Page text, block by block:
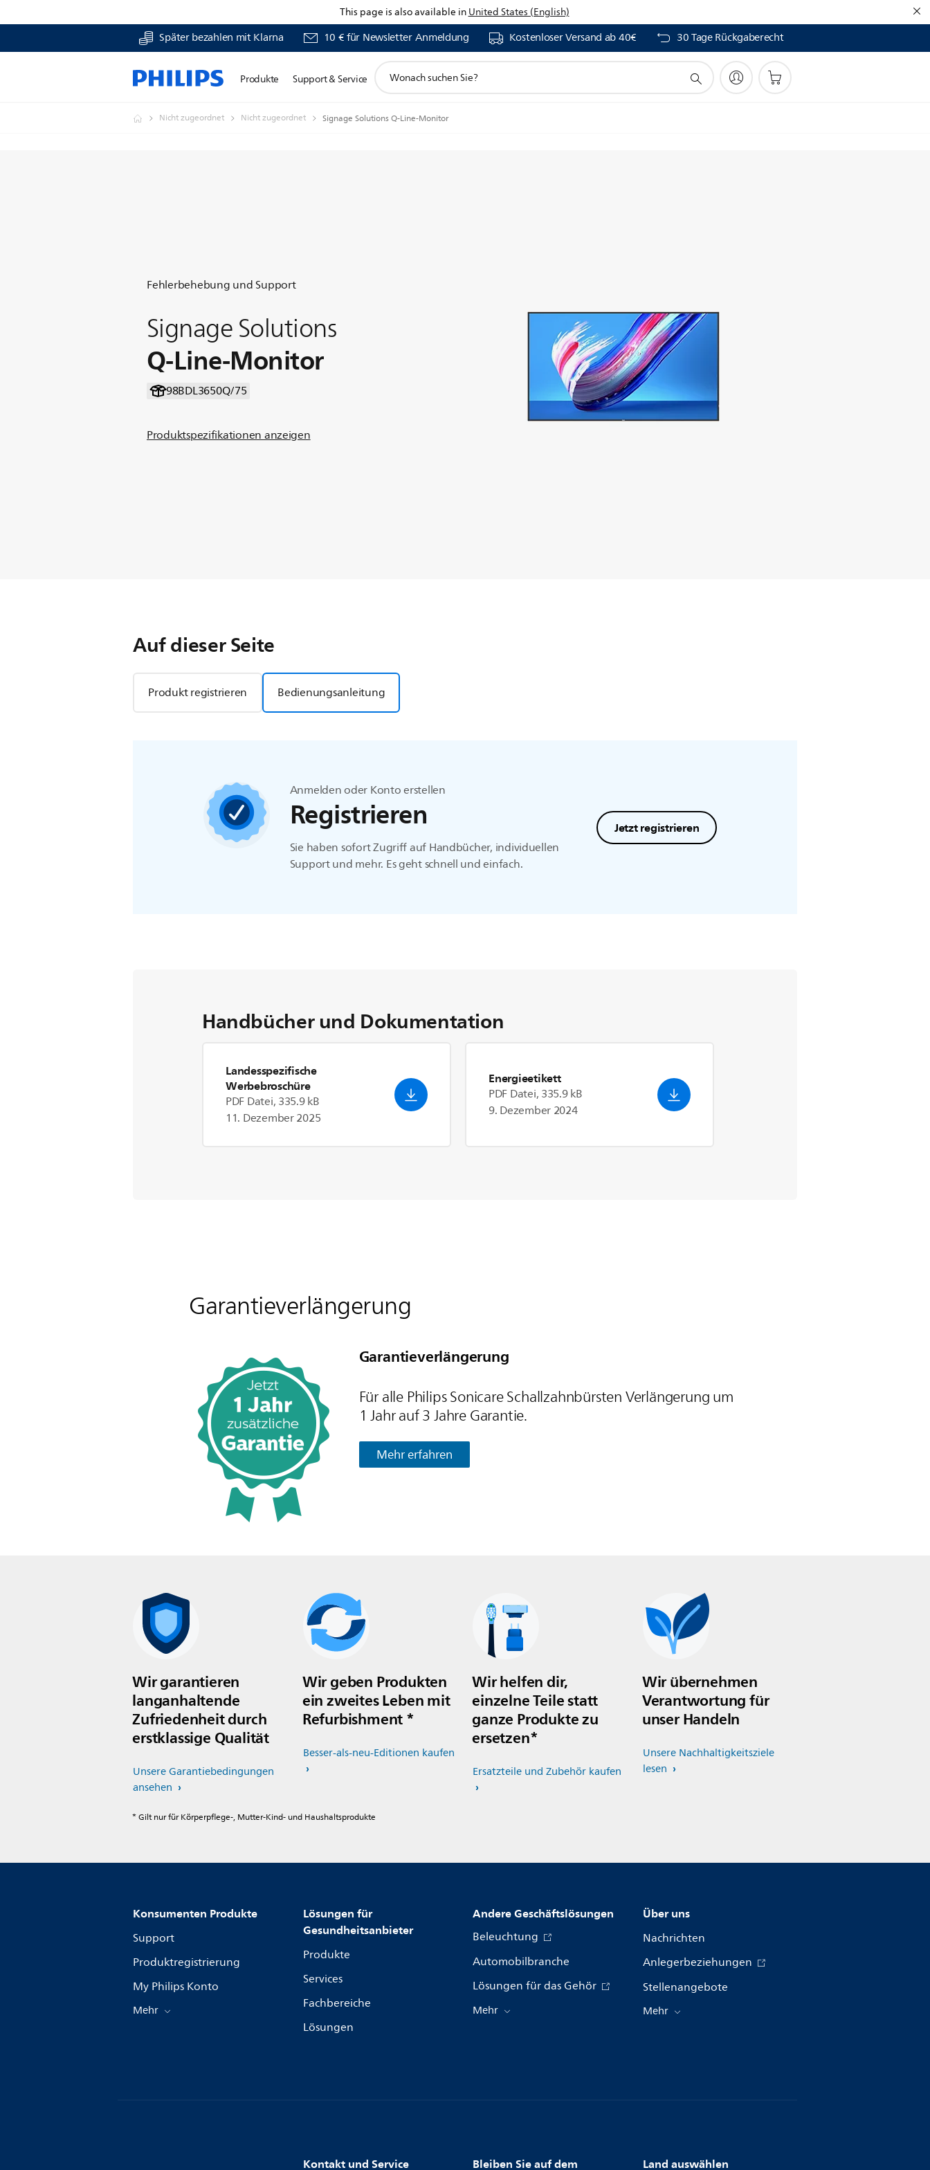
This page is also available inUnited States (English)
Später bezahlen mit Klarna 10 € für Newsletter Anmeldung Kostenloser Versand ab 40€ 30 Tage Rückgaberecht
Produkte Support & Service
Nicht zugeordnet Nicht zugeordnet Signage Solutions Q-Line-Monitor
Fehlerbehebung und Support
Signage Solutions
Q-Line-Monitor
98BDL3650Q/75
Produktspezifikationen anzeigen
Auf dieser Seite
Produkt registrieren Bedienungsanleitung
Anmelden oder Konto erstellen
Registrieren
Sie haben sofort Zugriff auf Handbücher, individuellen
Support und mehr. Es geht schnell und einfach.
Jetzt registrieren
Handbücher und Dokumentation
Landesspezifische
Werbebroschüre
PDF Datei, 335.9 kB
11. Dezember 2025
Energieetikett
PDF Datei, 335.9 kB
9. Dezember 2024
Garantieverlängerung
Garantie­verlängerung
Für alle Philips Sonicare Schallzahnbürsten Verlängerung um
1 Jahr auf 3 Jahre Garantie.
Mehr erfahren
Wir garantieren
langanhaltende
Zufriedenheit durch
erstklassige Qualität
Unsere Garantiebedingungen
ansehen
Wir geben Produkten
ein zweites Leben mit
Refurbishment *
Besser-als-neu-Editionen kaufen
Wir helfen dir,
einzelne Teile statt
ganze Produkte zu
ersetzen*
Ersatzteile und Zubehör kaufen
Wir übernehmen
Verantwortung für
unser Handeln
Unsere Nachhaltigkeitsziele
lesen
* Gilt nur für Körperpflege-, Mutter-Kind- und Haushaltsprodukte
Konsumenten Produkte
Support
Produktregistrierung
My Philips Konto
Mehr
Lösungen für
Gesundheitsanbieter
Produkte
Services
Fachbereiche
Lösungen
Andere Geschäftslösungen
Beleuchtung
Automobilbranche
Lösungen für das Gehör
Mehr
Über uns
Nachrichten
Anlegerbeziehungen
Stellenangebote
Mehr
Kontakt und Service Bleiben Sie auf dem Land auswählen